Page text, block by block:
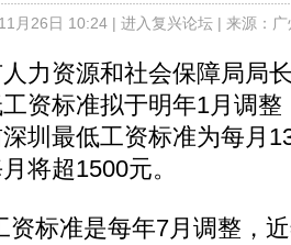
月26日 10:24 | 进入复兴论坛| 来源：
资源和社会保障局局
资标准拟于明年1月调
圳最低工资标准为每月
将超1500元。
标准是每年7月调整，近